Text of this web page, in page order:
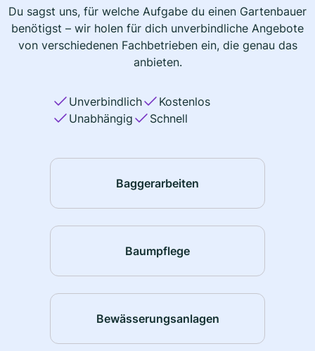
Du sagst uns, für welche Aufgabe du einen Gartenbauer
benötigst – wir holen für dich unverbindliche Angebote
von verschiedenen Fachbetrieben ein, die genau das
anbieten.
Unverbindlich
Kostenlos
Unabhängig
Schnell
Baggerarbeiten
Baumpflege
Bewässerungsanlagen